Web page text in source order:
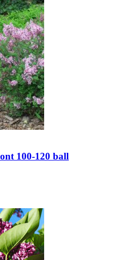
100-120 ball